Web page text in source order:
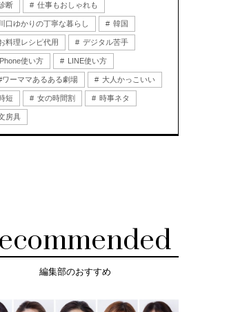
断 仕事もおしゃれも
川口ゆかりの丁寧な暮らし 韓国
料理レシピ代用 デジタル苦手
使い方 LINE使い方
ワーママあるある劇場 大人かっこいい
短 女の時間割 時事ネタ
房具
編集部のおすすめ